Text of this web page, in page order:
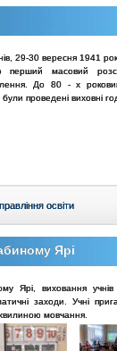
29-30 вересня 1941
перший масовий
До 80 - х
були проведені виховні
освіти
Ярі
Ярі, виховання учнів
заходи. Учні
хвилиною мовчання.